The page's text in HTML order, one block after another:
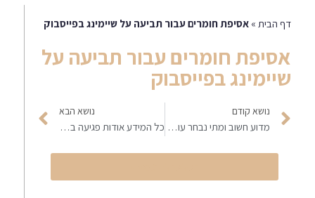
דף הבית» אסיפת חומרים עבור תביעה על שיימינג בפייסבוק
אסיפת חומרים עבור תביעה על
שיימינג בפייסבוק
נושא קודם
מדוע חשוב ומתי נבחר עו"ד לשון הרע ?
נושא הבא
כל המידע אודות פגיעה בפרטיות